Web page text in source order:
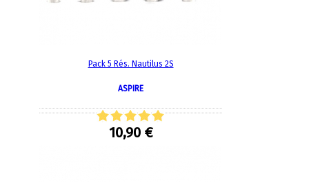
Pack 5 Rés. Nautilus 2S
ASPIRE
10,90 €